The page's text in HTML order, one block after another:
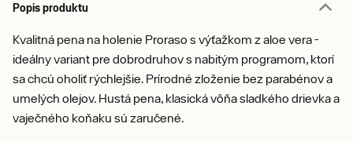
Popis produktu
Kvalitná pena na holenie Proraso s výťažkom z aloe vera -
ideálny variant pre dobrodruhov s nabitým programom, ktorí
sa chcú oholiť rýchlejšie. Prírodné zloženie bez parabénov a
umelých olejov. Hustá pena, klasická vôňa sladkého drievka a
vaječného koňaku sú zaručené.